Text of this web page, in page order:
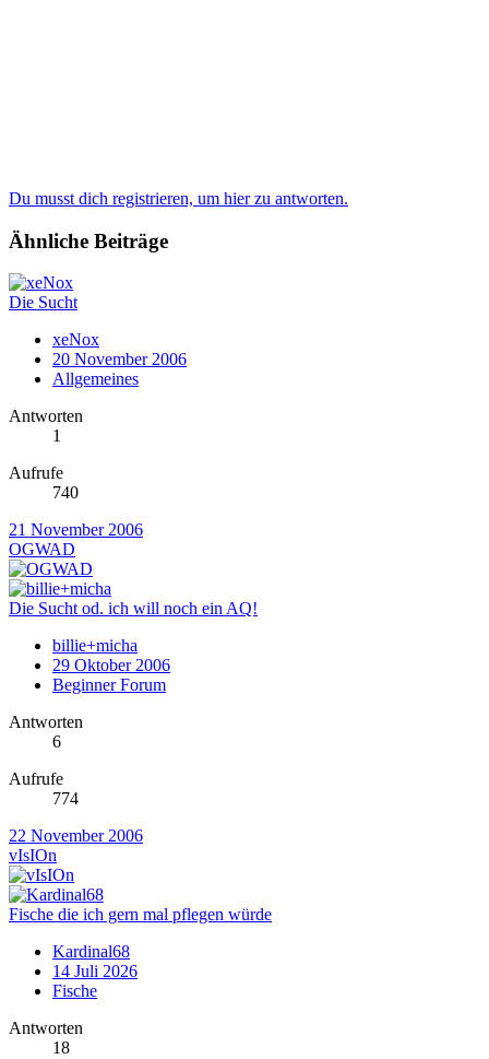
Du musst dich registrieren, um hier zu antworten.
Ähnliche Beiträge
Die Sucht
xeNox
20 November 2006
Allgemeines
Antworten
1
Aufrufe
740
21 November 2006
OGWAD
Die Sucht od. ich will noch ein AQ!
billie+micha
29 Oktober 2006
Beginner Forum
Antworten
6
Aufrufe
774
22 November 2006
vIsIOn
Fische die ich gern mal pflegen würde
Kardinal68
14 Juli 2026
Fische
Antworten
18